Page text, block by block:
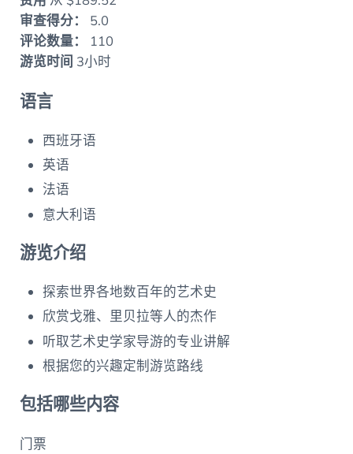
审查得分：
5.0
评论数量：
110
游览时间 3小时
语言
西班牙语
英语
法语
意大利语
游览介绍
探索世界各地数百年的艺术史
欣赏戈雅、里贝拉等人的杰作
听取艺术史学家导游的专业讲解
根据您的兴趣定制游览路线
包括哪些内容
门票